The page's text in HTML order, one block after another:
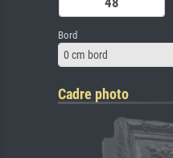
Bord
0 cm bord
Cadre photo